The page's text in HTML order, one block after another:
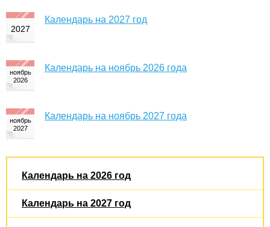
Календарь на 2027 год
Календарь на ноябрь 2026 года
Календарь на ноябрь 2027 года
Календарь на 2026 год
Календарь на 2027 год